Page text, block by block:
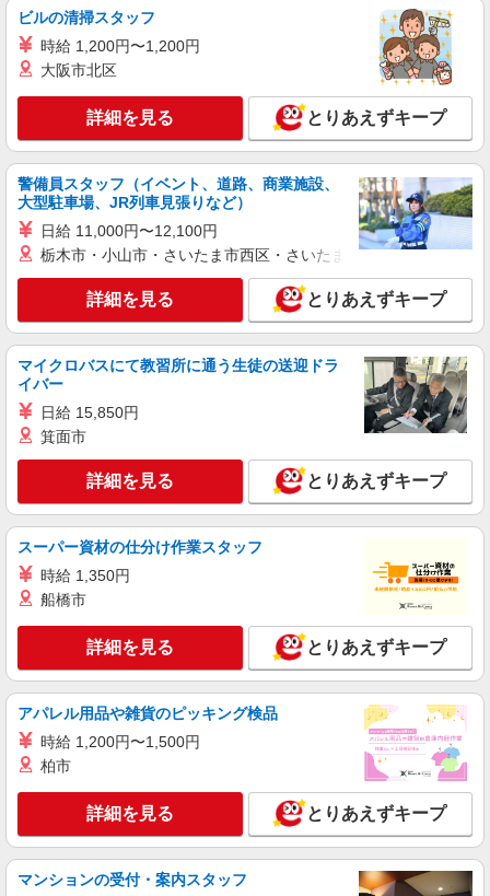
中華カフェのキッチンスタッフ（ランチ帯）
時給1,300円以上＋交通費規定内支給 ◆昇給あ
Lee Tan Tan Cafe 経堂コルティ店 東京都世
田谷区経堂2-1-33 経堂コルティ4F
詳細を見る
アルバイト
そんぽの家 成城南
調理補助スタッフ
時給1360円〜1460円 ※経験等による ★早朝時
給設定あり ★希望収入がありましたら、ご相談い
ただければ希望条件に合うかの確認もいたしま
す。 ★時間外手当別途支給 ★上記金額は働きがい
向上手当を含みます。 ★働きがい向上手当※26年
6月改定（地域により異なる） 社会保険加入者
東京都世田谷区喜多見1丁目31-10
詳細を見る
アルバイト
コンパスグループ・ジャパン株式会社 39530_p
調理補助【アルバイト・パート】
時給1,300円以上 試用期間中 時給1,300円以上
分単位で別途支給します。
関東中央病院 （東京都世田谷区上用賀6丁目
キープ 詳細を見る
アルバイト パート
コンパスグループ・ジャパン株式会社 39521_p
調理師【アルバイト・パート】
時給1,500円以上 試用期間中 時給1,500円以上
分単位で別途支給します。
フェリオ成城 （東京都世田谷区祖師谷4-32-
7）
キープ 詳細を見る
ビルの清掃スタッフ
時給 1,200円〜1,200円
大阪市北区
詳細を見る とりあえずキープ
警備員スタッフ（イベント、道路、商業施設、
大型駐車場、JR列車見張りなど）
日給 11,000円〜12,100円
栃木市・小山市・さいたま市西区・さいたま市岩槻区・久喜市・
詳細を見る とりあえずキープ
マイクロバスにて教習所に通う生徒の送迎ドラ
イバー
日給 15,850円
箕面市
詳細を見る とりあえずキープ
スーパー資材の仕分け作業スタッフ
時給 1,350円
船橋市
詳細を見る とりあえずキープ
アパレル用品や雑貨のピッキング検品
時給 1,200円〜1,500円
柏市
詳細を見る とりあえずキープ
マンションの受付・案内スタッフ